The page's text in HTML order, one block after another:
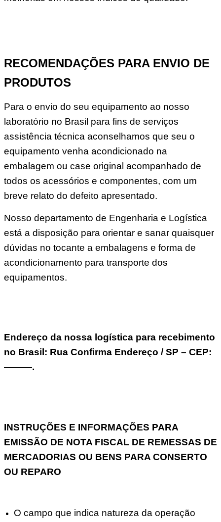
RECOMENDAÇÕES PARA ENVIO DE
PRODUTOS
Para o envio do seu equipamento ao nosso
laboratório no Brasil para fins de serviços
assistência técnica aconselhamos que seu o
equipamento venha acondicionado na
embalagem ou case original acompanhado de
todos os acessórios e componentes, com um
breve relato do defeito apresentado.
Nosso departamento de Engenharia e Logística
está a disposição para orientar e sanar quaisquer
dúvidas no tocante a embalagens e forma de
acondicionamento para transporte dos
equipamentos.
Endereço da nossa logística para recebimento
no Brasil: Rua Confirma Endereço / SP – CEP:
———.
INSTRUÇÕES E INFORMAÇÕES PARA
EMISSÃO DE NOTA FISCAL DE REMESSAS DE
MERCADORIAS OU BENS PARA CONSERTO
OU REPARO
O campo que indica natureza da operação